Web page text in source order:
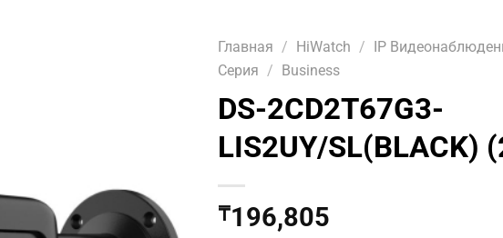
Главная / HiWatch / IP
Серия / Business
DS-2CD2T67G3-
LIS2UY/SL(BLACK)
₸196,805